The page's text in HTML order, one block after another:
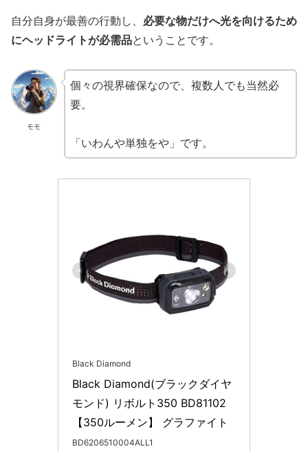
自分自身が最善の行動し、 必要な物だけへ光を向けるため
にヘッドライトが必需品ということです。
モモ
個々の視界確保なので、複数人でも当然必
要。
「いわんや単独をや」です。
Black Diamond
Black Diamond(ブラックダイヤ
モンド) リボルト350 BD81102
【350ルーメン】 グラファイト
BD6206510004ALL1